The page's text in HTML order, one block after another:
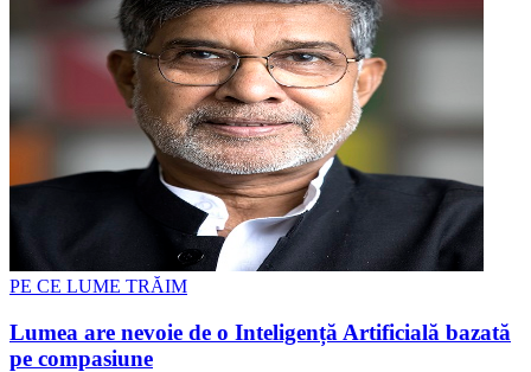
PE CE LUME TRĂIM
Lumea are nevoie de o Inteligență Artificială bazată
pe compasiune